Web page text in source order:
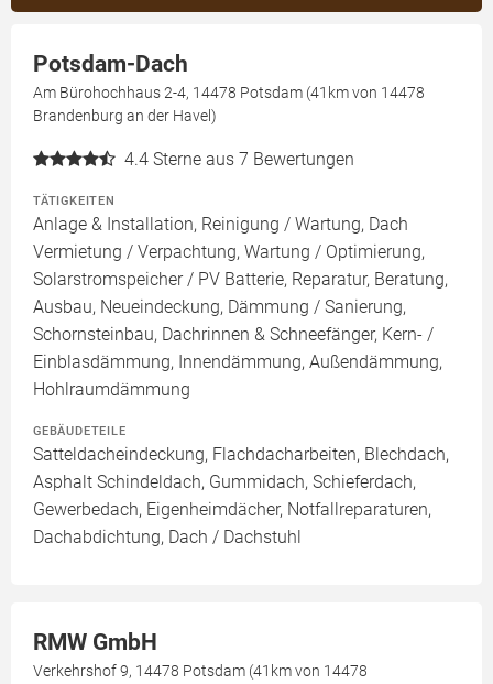
Potsdam-Dach
Am Bürohochhaus 2-4, 14478 Potsdam (41km von 14478
Brandenburg an der Havel)
4.4 Sterne aus 7 Bewertungen
TÄTIGKEITEN
Anlage & Installation, Reinigung / Wartung, Dach
Vermietung / Verpachtung, Wartung / Optimierung,
Solarstromspeicher / PV Batterie, Reparatur, Beratung,
Ausbau, Neueindeckung, Dämmung / Sanierung,
Schornsteinbau, Dachrinnen & Schneefänger, Kern- /
Einblasdämmung, Innendämmung, Außendämmung,
Hohlraumdämmung
GEBÄUDETEILE
Satteldacheindeckung, Flachdacharbeiten, Blechdach,
Asphalt Schindeldach, Gummidach, Schieferdach,
Gewerbedach, Eigenheimdächer, Notfallreparaturen,
Dachabdichtung, Dach / Dachstuhl
RMW GmbH
Verkehrshof 9, 14478 Potsdam (41km von 14478